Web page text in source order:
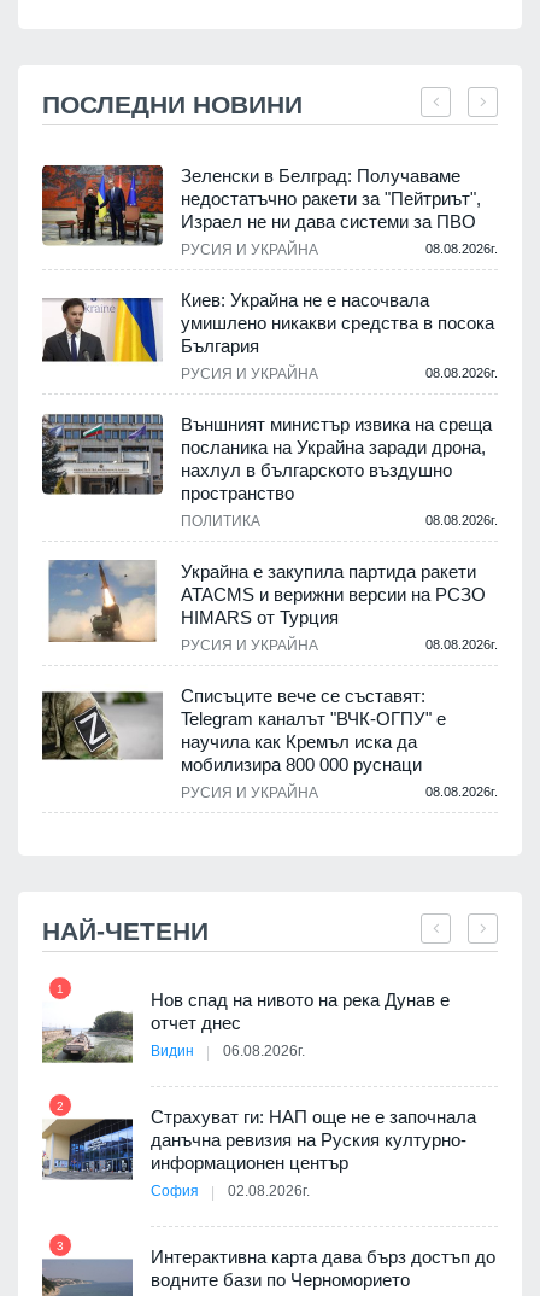
ПОСЛЕДНИ НОВИНИ
Зеленски в Белград: Получаваме
недостатъчно ракети за "Пейтриът",
Израел не ни дава системи за ПВО
РУСИЯ И УКРАЙНА 08.08.2026г.
Киев: Украйна не е насочвала
умишлено никакви средства в посока
България
РУСИЯ И УКРАЙНА 08.08.2026г.
Външният министър извика на среща
посланика на Украйна заради дрона,
нахлул в българското въздушно
пространство
ПОЛИТИКА 08.08.2026г.
Украйна е закупила партида ракети
ATACMS и верижни версии на РСЗО
HIMARS от Турция
РУСИЯ И УКРАЙНА 08.08.2026г.
Списъците вече се съставят:
Telegram каналът "ВЧК-ОГПУ" е
научила как Кремъл иска да
мобилизира 800 000 руснаци
РУСИЯ И УКРАЙНА 08.08.2026г.
НАЙ-ЧЕТЕНИ
1
Нов спад на нивото на река Дунав е
отчет днес
Видин 06.08.2026г.
2
Страхуват ги: НАП още не е започнала
данъчна ревизия на Руския културно-
информационен център
София 02.08.2026г.
3
Интерактивна карта дава бърз достъп до
водните бази по Черноморието